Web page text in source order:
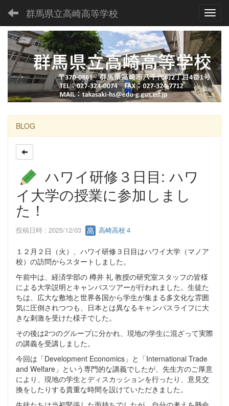
群馬県立高崎高等学校
BLOG
ハワイ研修３日目: ハワ
イ大学の授業に参加しまし
た！
投稿日時 : 2025/12/03 高崎高校４
１２月２日（火）、ハワイ研修３日目はハワイ大学（マノア
校）の訪問からスタートしました。
午前中は、経済学部の 樽井 礼 教授の研究室スタッフの皆様
による大学説明とキャンパスツアーが行われました。生徒た
ちは、広大な敷地と世界各国から学生が集まる多文化な雰囲
気に圧倒されつつも、日本とは異なるキャンパスライフに大
きな刺激を受けた様子でした。
その後は2つのグループに分かれ、現地の学生に混ざって実際
の講義を受講しました。
今回は「Development Economics」と「International Trade
and Welfare」という専門的な講義でしたが、先生方のご厚意
により、現地の学生とディスカッションを行ったり、意見交
換をしたりする貴重な時間を設けていただきました。